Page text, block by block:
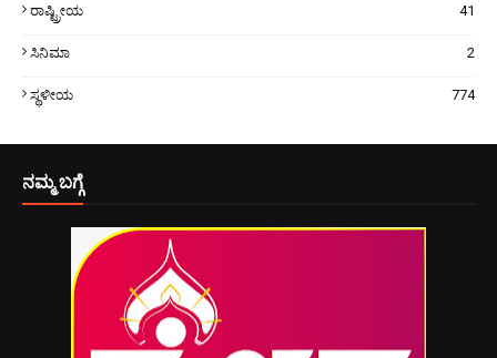
ರಾಷ್ಟ್ರೀಯ 41
ಸಿನಿಮಾ 2
ಸ್ಥಳೀಯ 774
ನಮ್ಮ ಬಗ್ಗೆ